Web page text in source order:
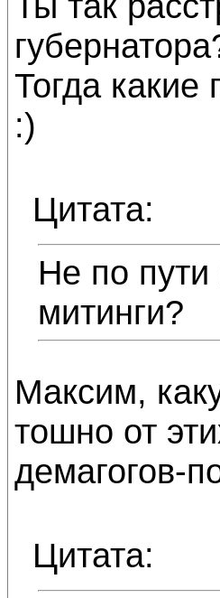
Тогда
:)
Цитата:
Не по пути
митинги?
Максим,
тошно от
демагогов-
Цитата: